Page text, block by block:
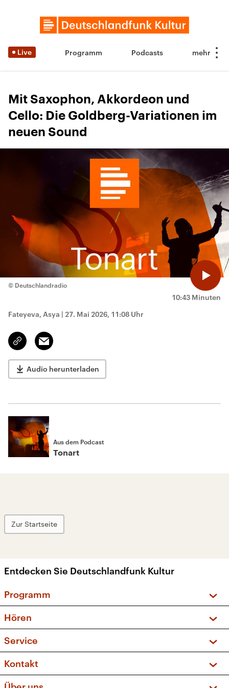
Live Programm Podcasts
Mit Saxophon, Akkordeon und
Cello: Die Goldberg-Variationen im
neuen Sound
10:43 Minuten
© Deutschlandradio
Fateyeva, Asya | 27. Mai 2026, 11:08 Uhr
Link
kopieren/teilen
Email
Audio herunterladen
Aus dem Podcast
Tonart
Zur Startseite
Entdecken Sie Deutschlandfunk Kultur
Programm
Sendungen und Podcasts
Musikliste
Kakadu – Das Kinderprogramm
Hören
Frequenzen (UKW + DAB+)
Service
FAQ
Apps
Kontakt